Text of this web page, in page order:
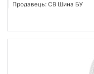
Продавець: СВ Шина БУ